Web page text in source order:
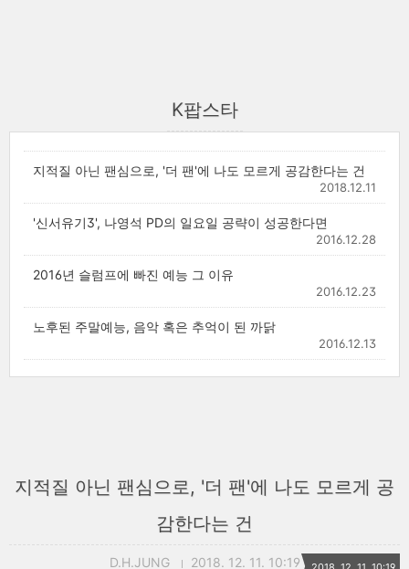
K팝스타
지적질 아닌 팬심으로, '더 팬'에 나도 모르게 공감한다는 건
2018.12.11
'신서유기3', 나영석 PD의 일요일 공략이 성공한다면
2016.12.28
2016년 슬럼프에 빠진 예능 그 이유
2016.12.23
노후된 주말예능, 음악 혹은 추억이 된 까닭
2016.12.13
지적질 아닌 팬심으로, '더 팬'에 나도 모르게 공
감한다는 건
D.H.JUNG 2018. 12. 11. 10:19